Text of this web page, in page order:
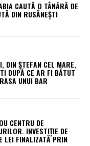
CAUTĂ O TÂNĂRĂ DE
DIN RUSĂNEȘTI
DIN ȘTEFAN CEL MARE,
DUPĂ CE AR FI BĂTUT
UNUI BAR
CENTRU DE
INVESTIȚIE DE
LEI FINALIZATĂ PRIN